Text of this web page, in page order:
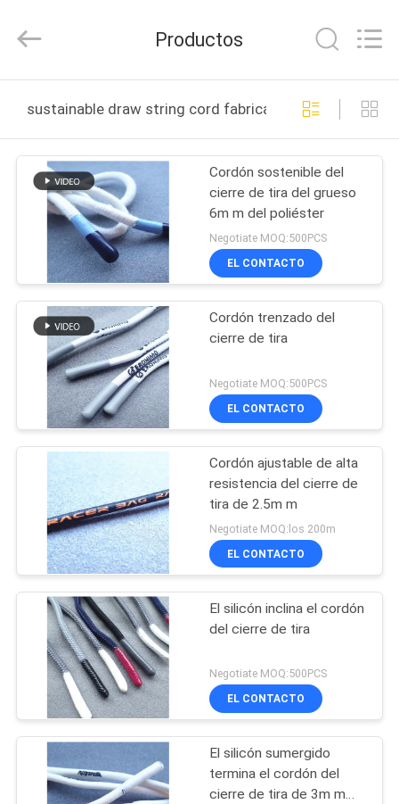
PRODUCTOS
SOBRE
NOSOTROS
VIAJE
FÁBRICA
CONTROL
CALIDAD
ÉNTRENOS
EN
CONTACTO
CON
PIDA
UNA
CITA
Garment
Accessories
Rights
Productos
sustainable draw string cord fabricación en línea
Cordón sostenible del
cierre de tira del grueso
6m m del poliéster
Negotiate MOQ:500PCS
EL CONTACTO
Cordón trenzado del
cierre de tira
Negotiate MOQ:500PCS
EL CONTACTO
Cordón ajustable de alta
resistencia del cierre de
tira de 2.5m m
Negotiate MOQ:los 200m
EL CONTACTO
El silicón inclina el cordón
del cierre de tira
Negotiate MOQ:500PCS
EL CONTACTO
El silicón sumergido
termina el cordón del
cierre de tira de 3m m